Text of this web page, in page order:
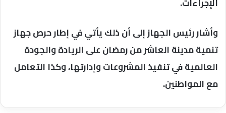
وأشار رئيس الجهاز إلى أن ذلك يأتي في إطار حرص جهاز
تنمية مدينة العاشر من رمضان على الريادة والجودة
العالمية في تنفيذ المشروعات وإدارتها، وكذا التعامل
مع المواطنين.